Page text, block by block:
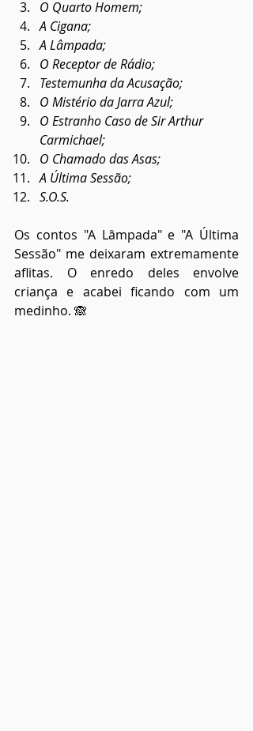
O Quarto Homem;
A Cigana;
A Lâmpada;
O Receptor de Rádio;
Testemunha da Acusação;
O Mistério da Jarra Azul;
O Estranho Caso de Sir Arthur
Carmichael;
O Chamado das Asas;
A Última Sessão;
S.O.S.
Os contos "A Lâmpada" e "A Última
Sessão" me deixaram extremamente
aflitas. O enredo deles envolve
criança e acabei ficando com um
medinho. 🙈